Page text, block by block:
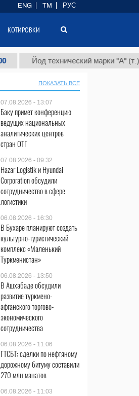
Йод технический марки "А" (т.)
ПОКАЗАТЬ ВСЕ
07.08.2026 - 13:07
Баку примет конференцию
ведущих национальных
аналитических центров
стран ОТГ
07.08.2026 - 09:32
Hazar Logistik и Hyundai
Corporation обсудили
сотрудничество в сфере
логистики
06.08.2026 - 16:30
В Бухаре планируют создать
культурно-туристический
комплекс «Маленький
Туркменистан»
06.08.2026 - 13:50
В Ашхабаде обсудили
развитие туркмено-
афганского торгово-
экономического
сотрудничества
06.08.2026 - 11:06
ГТСБТ: сделки по нефтяному
дорожному битуму составили
270 млн манатов
06.08.2026 - 11:03
ENG TM РУС
КОТИРОВКИ